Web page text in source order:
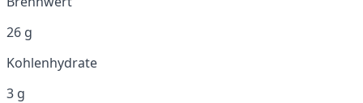
26 g
Kohlenhydrate
3 g